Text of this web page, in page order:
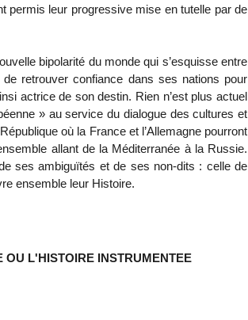
permis leur progressive mise en tutelle par de
bipolarité du monde qui s’esquisse entre
de retrouver confiance dans ses nations pour
actrice de son destin. Rien n’est plus actuel
» au service du dialogue des cultures et
où la France et l’Allemagne pourront
allant de la Méditerranée à la Russie.
ses ambiguïtés et de ses non-dits : celle de
ensemble leur Histoire.
L'HISTOIRE INSTRUMENTEE